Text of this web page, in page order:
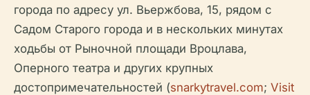
города по адресу ул. Вьержбова, 15, рядом с
Садом Старого города и в нескольких минутах
ходьбы от Рыночной площади Вроцлава,
Оперного театра и других крупных
достопримечательностей (snarkytravel.com; Visit